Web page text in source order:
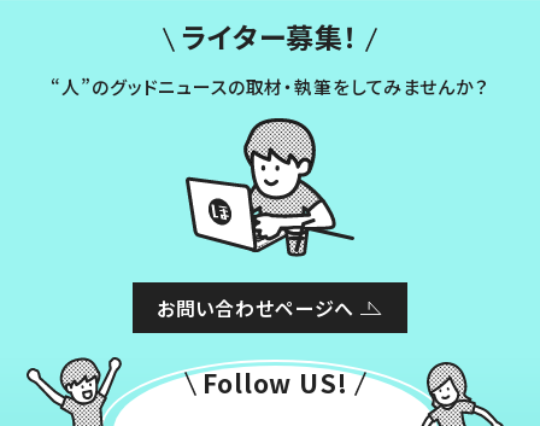
ライター募集！
“人”のグッドニュースの取材・執筆をしてみませんか？
お問い合わせページへ
Follow US!